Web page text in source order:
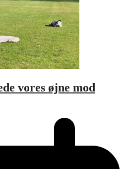
vores øjne mod